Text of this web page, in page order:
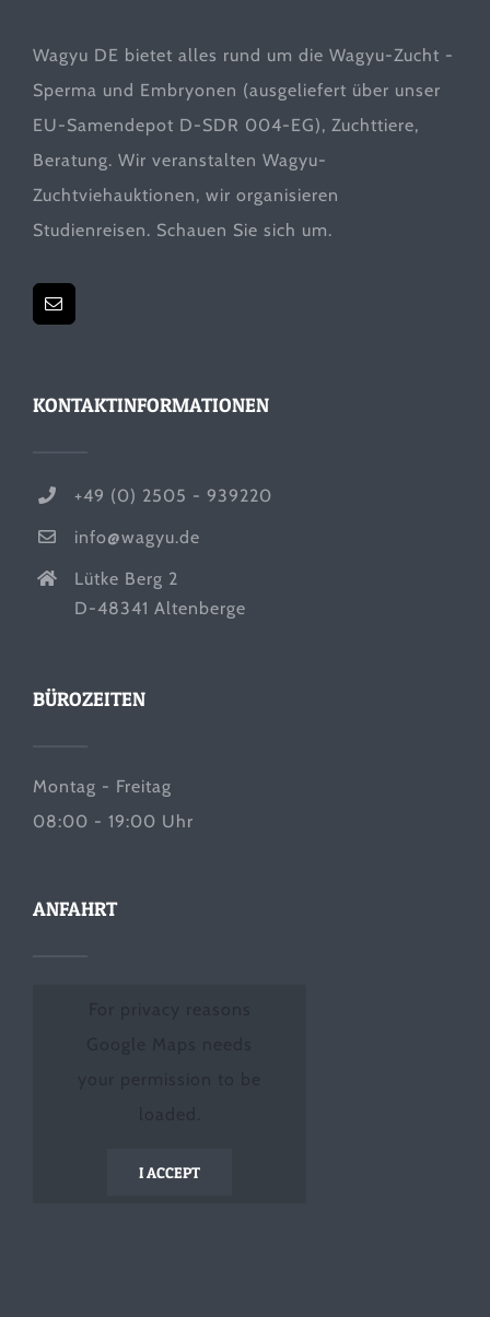
Wagyu DE bietet alles rund um die Wagyu-Zucht -
Sperma und Embryonen (ausgeliefert über unser
EU-Samendepot D-SDR 004-EG), Zuchttiere,
Beratung. Wir veranstalten Wagyu-
Zuchtviehauktionen, wir organisieren
Studienreisen. Schauen Sie sich um.
KONTAKTINFORMATIONEN
+49 (0) 2505 - 939220
info@wagyu.de
Lütke Berg 2
D-48341 Altenberge
BÜROZEITEN
Montag - Freitag
08:00 - 19:00 Uhr
ANFAHRT
I ACCEPT